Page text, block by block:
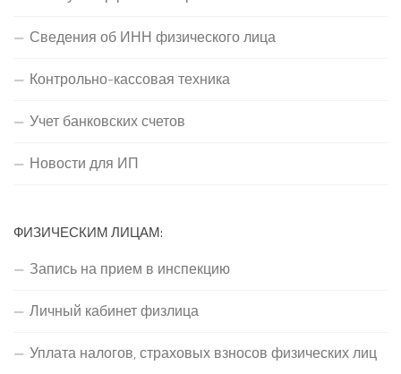
Сведения об ИНН физического лица
Контрольно-кассовая техника
Учет банковских счетов
Новости для ИП
ФИЗИЧЕСКИМ ЛИЦАМ:
Запись на прием в инспекцию
Личный кабинет физлица
Уплата налогов, страховых взносов физических лиц